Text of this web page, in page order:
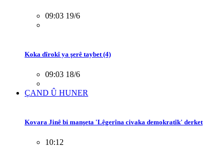
09:03 19/6
Koka dîrokî ya şerê taybet (4)
09:03 18/6
ÇAND Û HUNER
Kovara Jinê bi manşeta 'Lêgerîna civaka demokratîk' derket
10:12